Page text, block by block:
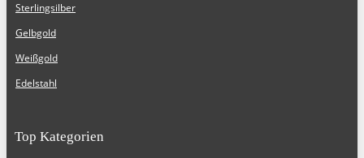
Sterlingsilber
Gelbgold
Weißgold
Edelstahl
Top Kategorien